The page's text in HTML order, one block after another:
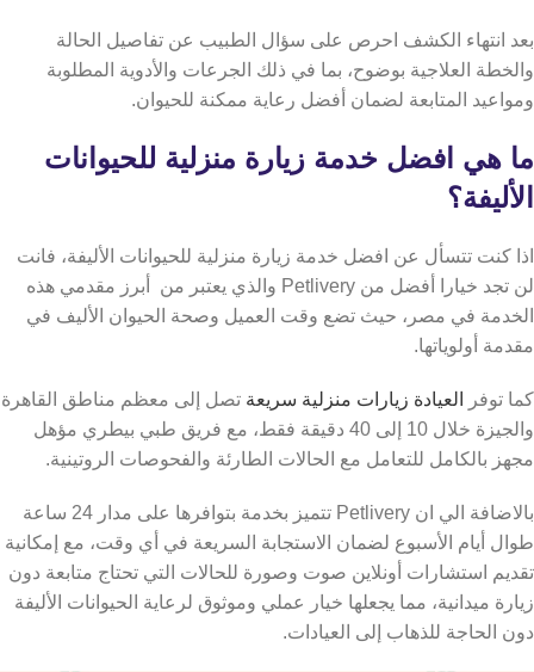
بعد انتهاء الكشف احرص على سؤال الطبيب عن تفاصيل الحالة
والخطة العلاجية بوضوح، بما في ذلك الجرعات والأدوية المطلوبة
ومواعيد المتابعة لضمان أفضل رعاية ممكنة للحيوان.
ما هي افضل خدمة زيارة منزلية للحيوانات
الأليفة؟
اذا كنت تتسأل عن افضل خدمة زيارة منزلية للحيوانات الأليفة، فانت
لن تجد خيارا أفضل من Petlivery والذي يعتبر من أبرز مقدمي هذه
الخدمة في مصر، حيث تضع وقت العميل وصحة الحيوان الأليف في
مقدمة أولوياتها.
كما توفر العيادة زيارات منزلية سريعة تصل إلى معظم مناطق القاهرة
والجيزة خلال 10 إلى 40 دقيقة فقط، مع فريق طبي بيطري مؤهل
مجهز بالكامل للتعامل مع الحالات الطارئة والفحوصات الروتينية.
بالاضافة الي ان Petlivery تتميز بخدمة بتوافرها على مدار 24 ساعة
طوال أيام الأسبوع لضمان الاستجابة السريعة في أي وقت، مع إمكانية
تقديم استشارات أونلاين صوت وصورة للحالات التي تحتاج متابعة دون
زيارة ميدانية، مما يجعلها خيار عملي وموثوق لرعاية الحيوانات الأليفة
دون الحاجة للذهاب إلى العيادات.